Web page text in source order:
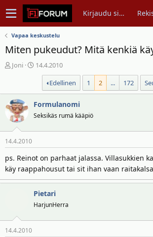
Kirjaudu sisään
Vapaa keskustelu
Miten pukeudut? Mitä kenkiä
V
s
t
i
k
e
t
u
n
a
t
t
Joni
A
i
t
u
p
v
ä
m
ä
ä
ä
14.4.2010
Edellinen
1 2 ... 172
Formulanomi
Seksikäs rumä kääpiö
14.4.2010
ps. Reinot on parhaat jalassa. Villasukkien
käy raappahousut tai sit ihan vaan
Pietari
HarjunHerra
14.4.2010